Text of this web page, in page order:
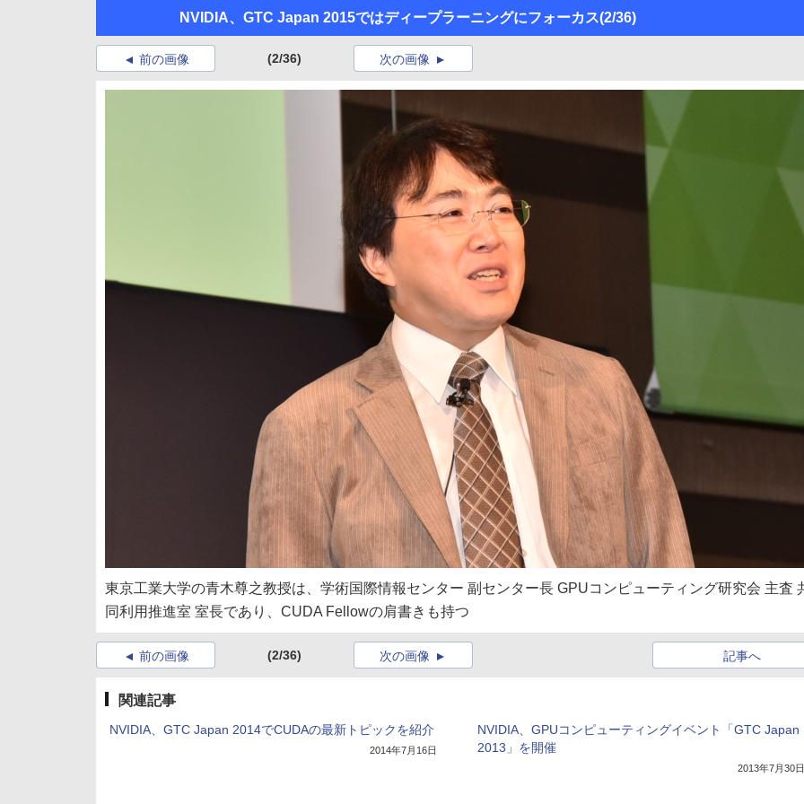
NVIDIA、GTC Japan 2015ではディープラーニングにフォーカス(2/36)
前の画像 (2/36) 次の画像
東京工業大学の青木尊之教授は、学術国際情報センター 副センター長 GPUコンピューティング研究会 主査
同利用推進室 室長であり、CUDA Fellowの肩書きも持つ
前の画像 (2/36) 記事へ
次の画像
関連記事
NVIDIA、GTC Japan 2014でCUDAの最新トピックを紹介
2014年7月16日
NVIDIA、GPUコンピューティングイベント「GTC Japan
2013」を開催
2013年7月30日